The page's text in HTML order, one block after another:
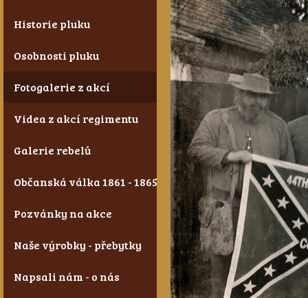
Historie pluku
Osobnosti pluku
Fotogalerie z akcí
Videa z akcí regimentu
Galerie rebelů
Občanská válka 1861 - 1865
Pozvánky na akce
Naše výrobky - přebytky
Napsali nám - o nás